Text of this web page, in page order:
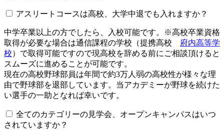
アスリートコースは高校、大学中退でも入れますか？
中学卒業以上の方でしたら、入校可能です。※高校卒業資格
取得が必要な場合は通信課程の学校（提携高校
府内高等学
校）で取得可能ですので現高校を辞める前にご相談頂けると
スムーズに進めることが可能です。
現在の高校野球部員は年間で約3万人弱の高校性が様々な理
由で野球部を退部しています。当アカデミーが野球を続けた
い選手の一助となれば幸いです。
全てのカテゴリーの見学会、オープンキャンパスはいつ
されていますか？​​​​​